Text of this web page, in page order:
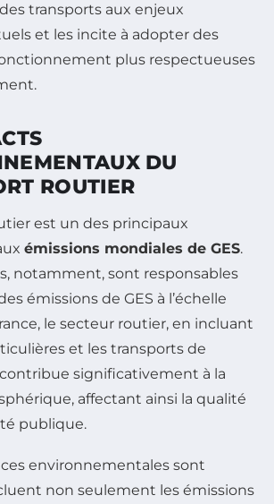
transports aux enjeux
et les incite à adopter des
plus respectueuses
DU
ROUTIER
est un des principaux
émissions mondiales de GES.
notamment, sont responsables
émissions de GES à l’échelle
le secteur routier, en incluant
et les transports de
significativement à la
affectant ainsi la qualité
publique.
environnementales sont
non seulement les émissions